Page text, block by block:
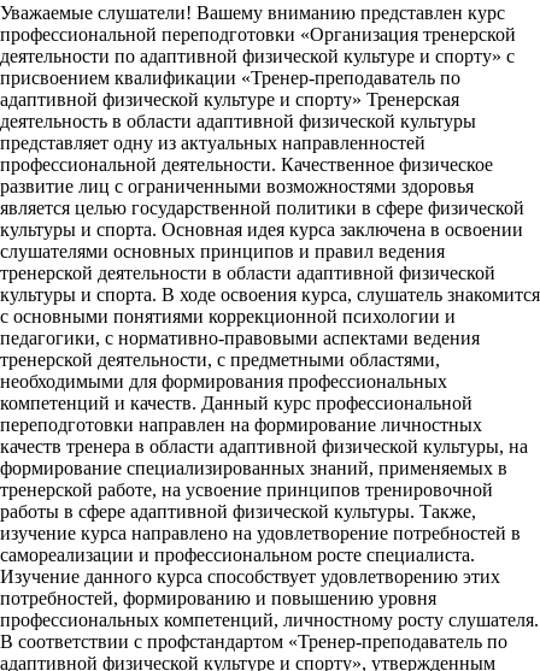
Уважаемые слушатели! Вашему вниманию представлен курс
профессиональной переподготовки «Организация тренерской
деятельности по адаптивной физической культуре и спорту» с
присвоением квалификации «Тренер-преподаватель по
адаптивной физической культуре и спорту» Тренерская
деятельность в области адаптивной физической культуры
представляет одну из актуальных направленностей
профессиональной деятельности. Качественное физическое
развитие лиц с ограниченными возможностями здоровья
является целью государственной политики в сфере физической
культуры и спорта. Основная идея курса заключена в освоении
слушателями основных принципов и правил ведения
тренерской деятельности в области адаптивной физической
культуры и спорта. В ходе освоения курса, слушатель знакомится
с основными понятиями коррекционной психологии и
педагогики, с нормативно-правовыми аспектами ведения
тренерской деятельности, с предметными областями,
необходимыми для формирования профессиональных
компетенций и качеств. Данный курс профессиональной
переподготовки направлен на формирование личностных
качеств тренера в области адаптивной физической культуры, на
формирование специализированных знаний, применяемых в
тренерской работе, на усвоение принципов тренировочной
работы в сфере адаптивной физической культуры. Также,
изучение курса направлено на удовлетворение потребностей в
самореализации и профессиональном росте специалиста.
Изучение данного курса способствует удовлетворению этих
потребностей, формированию и повышению уровня
профессиональных компетенций, личностному росту слушателя.
В соответствии с профстандартом «Тренер-преподаватель по
адаптивной физической культуре и спорту», утвержденным